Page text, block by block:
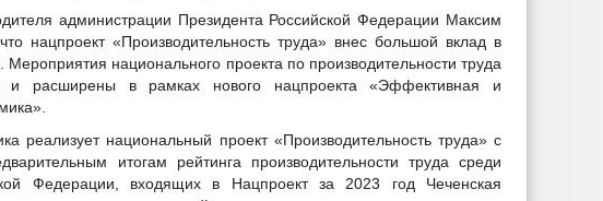
администрации Президента Российской Федерации Максим
нацпроект «Производительность труда» внес большой вклад в
Мероприятия национального проекта по производительности труда
и расширены в рамках нового нацпроекта «Эффективная и
реализует национальный проект «Производительность труда» с
итогам рейтинга производительности труда среди
Федерации, входящих в Нацпроект за 2023 год Чеченская